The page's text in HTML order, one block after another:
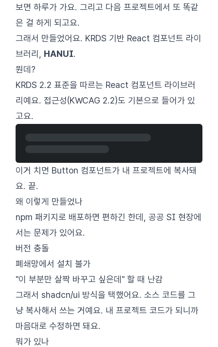
보면 하루가 가요. 그리고 다음 프로젝트에서 또 똑같
은 걸 하게 되고요.
그래서 만들었어요. KRDS 기반 React 컴포넌트 라이
브러리, HANUI.
뭔데?
KRDS 2.2 표준을 따르는 React 컴포넌트 라이브러
리예요. 접근성(KWCAG 2.2)도 기본으로 들어가 있
고요.
이거 치면 Button 컴포넌트가 내 프로젝트에 복사돼
요. 끝.
왜 이렇게 만들었나
npm 패키지로 배포하면 편하긴 한데, 공공 SI 현장에
서는 문제가 있어요.
버전 충돌
폐쇄망에서 설치 불가
"이 부분만 살짝 바꾸고 싶은데" 할 때 난감
그래서 shadcn/ui 방식을 택했어요. 소스 코드를 그
냥 복사해서 쓰는 거예요. 내 프로젝트 코드가 되니까
마음대로 수정하면 돼요.
뭐가 있나